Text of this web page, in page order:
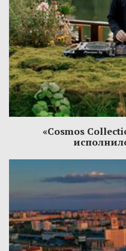
«Cosmos